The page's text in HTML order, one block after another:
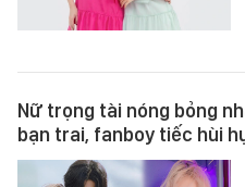
Nữ trọng tài nóng bỏng
bạn trai, fanboy tiếc hùi